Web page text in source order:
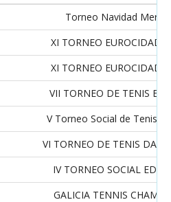
Torneo Navidad
XI TORNEO EUROCIDADE
XI TORNEO EUROCIDADE
VII TORNEO DE TENIS
V Torneo Social de Tenis
VI TORNEO DE TENIS DA
IV TORNEO SOCIAL EDM
GALICIA TENNIS